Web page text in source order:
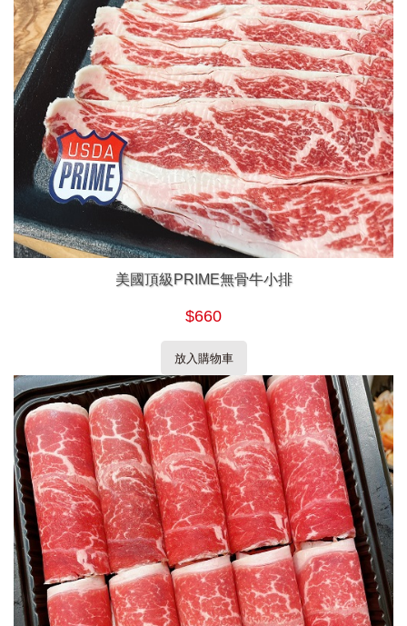
美國頂級PRIME無骨牛小排
$660
放入購物車